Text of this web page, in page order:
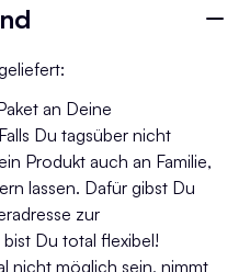
geliefert:
an Deine
Du tagsüber nicht
Produkt auch an Familie,
lassen. Dafür gibst Du
zur
Du total flexibel!
nicht möglich sein, nimmt